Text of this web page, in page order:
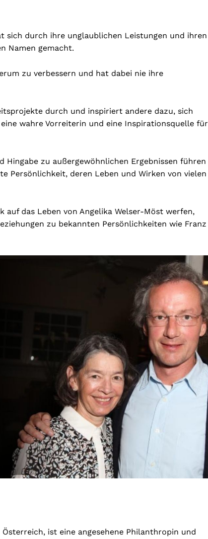
sich durch ihre unglaublichen Leistungen und ihren
Namen gemacht.
zu verbessern und hat dabei nie ihre
durch und inspiriert andere dazu, sich
wahre Vorreiterin und eine Inspirationsquelle für
Hingabe zu außergewöhnlichen Ergebnissen führen
Persönlichkeit, deren Leben und Wirken von vielen
auf das Leben von Angelika Welser-Möst werfen,
zu bekannten Persönlichkeiten wie Franz
ist eine angesehene Philanthropin und